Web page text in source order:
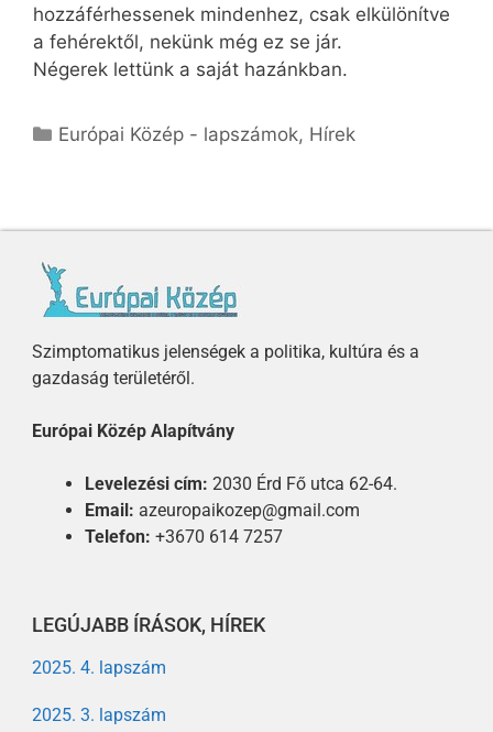
hozzáférhessenek mindenhez, csak elkülönítve
a fehérektől, nekünk még ez se jár.
Négerek lettünk a saját hazánkban.
Európai Közép - lapszámok, Hírek
Szimptomatikus jelenségek a politika, kultúra és a
gazdaság területéről.
Európai Közép Alapítvány
Levelezési cím: 2030 Érd Fő utca 62-64.
Email: azeuropaikozep@gmail.com
Telefon: +3670 614 7257
LEGÚJABB ÍRÁSOK, HÍREK
2025. 4. lapszám
2025. 3. lapszám